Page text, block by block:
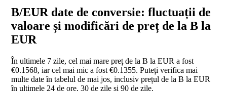
B/EUR date de conversie: fluctuații de
valoare și modificări de preț de la B la
EUR
În ultimele 7 zile, cel mai mare preț de la B la EUR a fost
€0.1568, iar cel mai mic a fost €0.1355. Puteți verifica mai
multe date în tabelul de mai jos, inclusiv prețul de la B la EUR
în ultimele 24 de ore, 30 de zile și 90 de zile.